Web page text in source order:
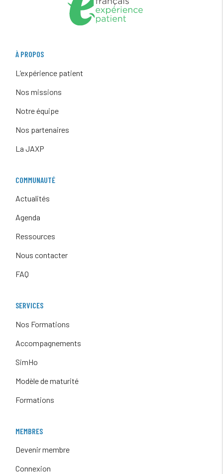
À PROPOS
L’expérience patient
Nos missions
Notre équipe
Nos partenaires
La JAXP
COMMUNAUTÉ
Actualités
Agenda
Ressources
Nous contacter
FAQ
SERVICES
Nos Formations
Accompagnements
SimHo
Modèle de maturité
Formations
MEMBRES
Devenir membre
Connexion